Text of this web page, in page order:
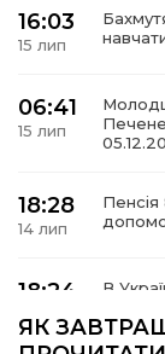
місія
16:03
15 лип
06:41
15 лип
18:28
14 лип
Пенсія
18:24
В
кордону
ЯК